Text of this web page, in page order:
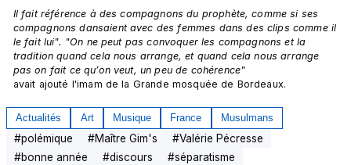
Il fait référence à des compagnons du prophète, comme si ses
compagnons dansaient avec des femmes dans des clips comme il
le fait lui". "On ne peut pas convoquer les compagnons et la
tradition quand cela nous arrange, et quand cela nous arrange
pas on fait ce qu’on veut, un peu de cohérence"
avait ajouté l'imam de la Grande mosquée de Bordeaux.
Actualités Art Musique France Musulmans
#polémique #Maître Gim's #Valérie Pécresse
#bonne année #discours #séparatisme